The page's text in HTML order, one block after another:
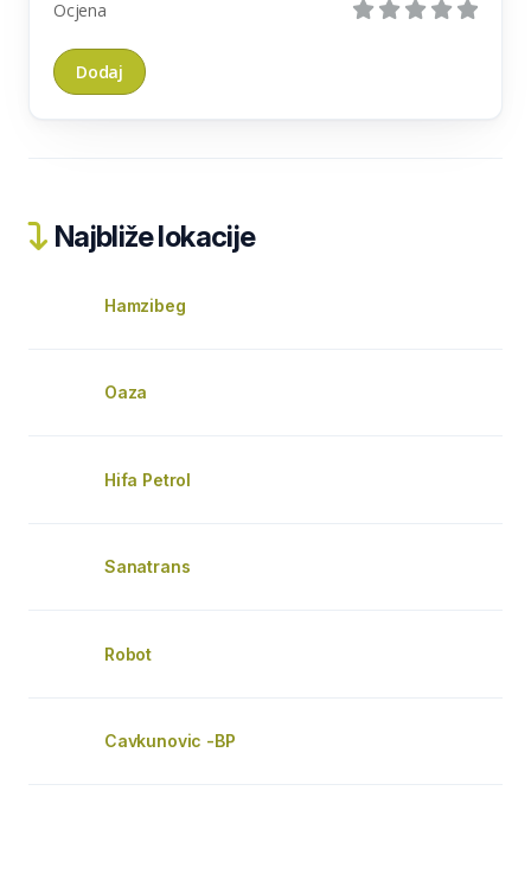
Ocjena
Najbliže lokacije
Hamzibeg
Oaza
Hifa Petrol
Sanatrans
Robot
Cavkunovic -BP